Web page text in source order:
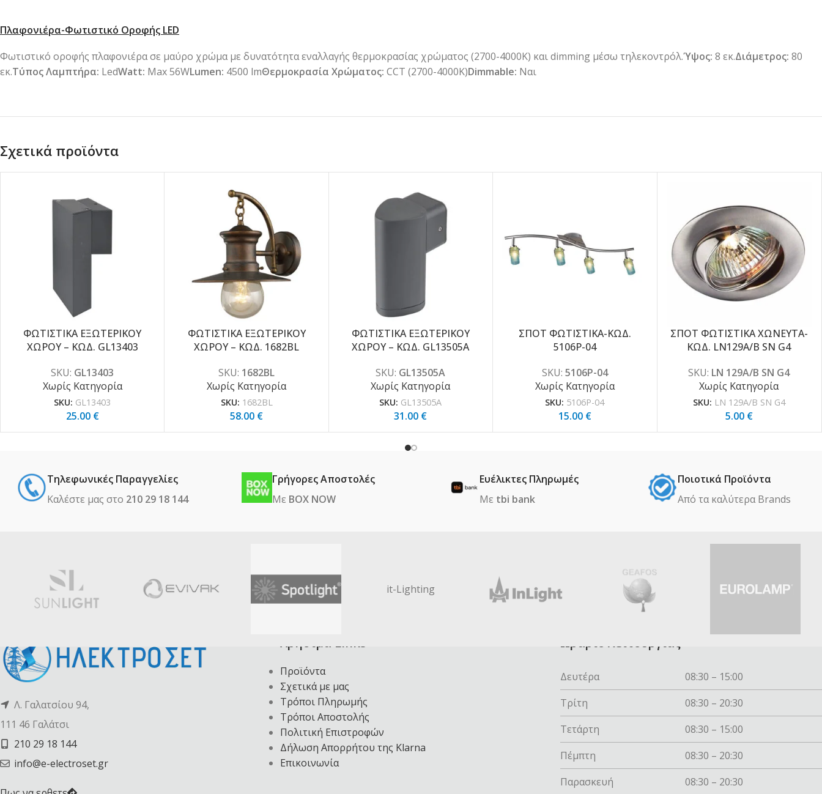
Πλαφονιέρα-Φωτιστικό Οροφής LED
Φωτιστικό οροφής πλαφονιέρα σε μαύρο χρώμα με δυνατότητα εναλλαγής θερμοκρασίας χρώματος (2700-4000Κ) και dimming μέσω τηλεκοντρόλ.Ύψος: 8 εκ.Διάμετρος: 80
εκ.Τύπος Λαμπτήρα: LedWatt: Max 56WLumen: 4500 lmΘερμοκρασία Χρώματος: CCT (2700-4000K)Dimmable: Ναι
Σχετικά προϊόντα
ΦΩΤΙΣΤΙΚΑ ΕΞΩΤΕΡΙΚΟΥ
ΧΩΡΟΥ – ΚΩΔ. GL13403
SKU: GL13403
Χωρίς Κατηγορία
SKU: GL13403
25.00 €
ΦΩΤΙΣΤΙΚΑ ΕΞΩΤΕΡΙΚΟΥ
ΧΩΡΟΥ – ΚΩΔ. 1682BL
SKU: 1682BL
Χωρίς Κατηγορία
SKU: 1682BL
58.00 €
ΦΩΤΙΣΤΙΚΑ ΕΞΩΤΕΡΙΚΟΥ
ΧΩΡΟΥ – ΚΩΔ. GL13505A
SKU: GL13505A
Χωρίς Κατηγορία
SKU: GL13505A
31.00 €
ΣΠΟΤ ΦΩΤΙΣΤΙΚΑ-ΚΩΔ.
5106P-04
SKU: 5106P-04
Χωρίς Κατηγορία
SKU: 5106P-04
15.00 €
ΣΠΟΤ ΦΩΤΙΣΤΙΚΑ ΧΩΝΕΥΤΑ-
ΚΩΔ. LN129A/B SN G4
SKU: LN 129A/B SN G4
Χωρίς Κατηγορία
SKU: LN 129A/B SN G4
5.00 €
Τηλεφωνικές Παραγγελίες
Καλέστε μας στο 210 29 18 144
Γρήγορες Αποστολές
Με BOX NOW
Ευέλικτες Πληρωμές
Με tbi bank
Ποιοτικά Προϊόντα
Από τα καλύτερα Βrands
it-Lighting
Λ. Γαλατσίου 94,
111 46 Γαλάτσι
210 29 18 144
info@e-electroset.gr
Χρήσιμα Links
Προϊόντα
Σχετικά με μας
Τρόποι Πληρωμής
Τρόποι Αποστολής
Πολιτική Επιστροφών
Δήλωση Απορρήτου της Klarna
Επικοινωνία
Ωράριο λειτουργίας
Δευτέρα
08:30 – 15:00
Τρίτη
08:30 – 20:30
Τετάρτη
08:30 – 15:00
Πέμπτη
08:30 – 20:30
Παρασκευή
08:30 – 20:30